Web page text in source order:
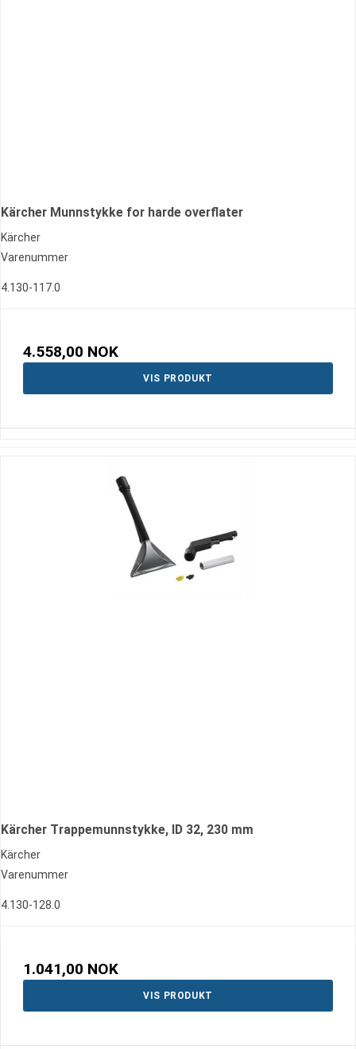
Kärcher Munnstykke for harde overflater
Kärcher
Varenummer
4.130-117.0
4.558,00 NOK
VIS PRODUKT
Kärcher Trappemunnstykke, ID 32, 230 mm
Kärcher
Varenummer
4.130-128.0
1.041,00 NOK
VIS PRODUKT